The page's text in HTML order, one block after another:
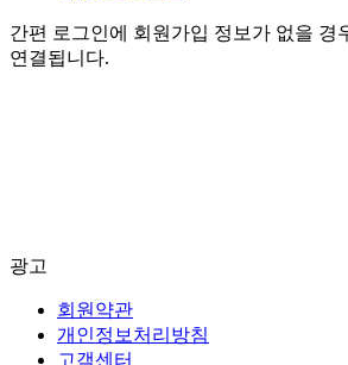
간편 로그인에 회원가입 정보가 없을 경
연결됩니다.
광고
회원약관
개인정보처리방침
고객센터